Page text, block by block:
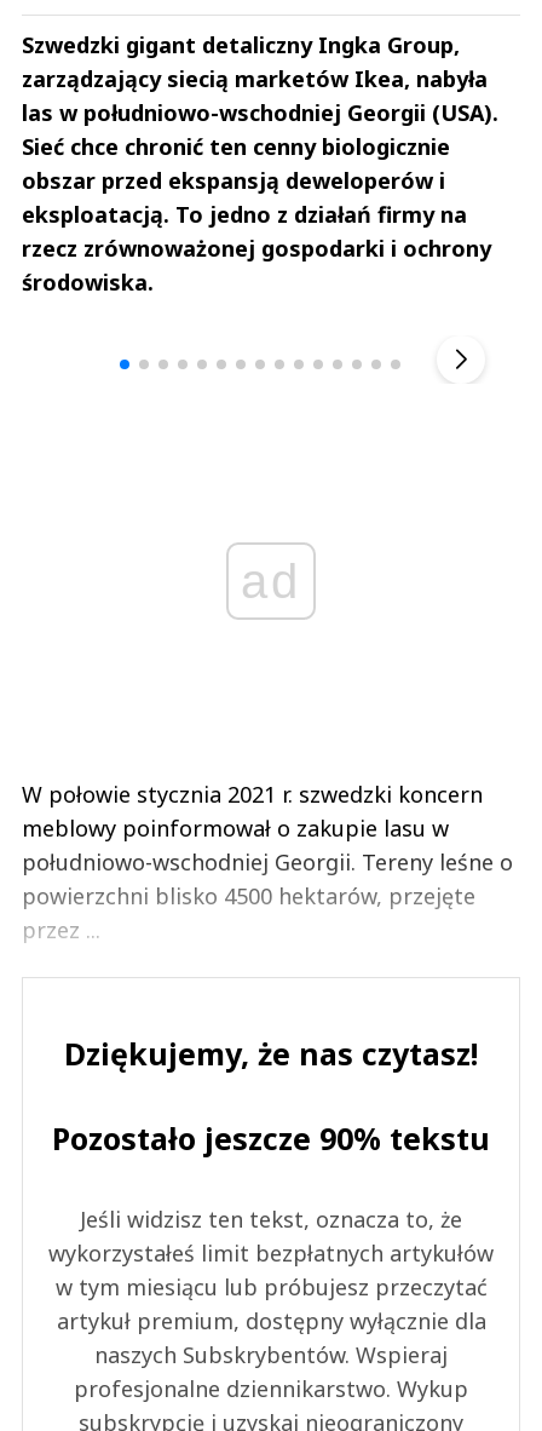
Szwedzki gigant detaliczny Ingka Group,
zarządzający siecią marketów Ikea, nabyła
las w południowo-wschodniej Georgii (USA).
Sieć chce chronić ten cenny biologicznie
obszar przed ekspansją deweloperów i
eksploatacją. To jedno z działań firmy na
rzecz zrównoważonej gospodarki i ochrony
środowiska.
ad
W połowie stycznia 2021 r. szwedzki koncern
meblowy poinformował o zakupie lasu w
południowo-wschodniej Georgii. Tereny leśne o
powierzchni blisko 4500 hektarów, przejęte
przez ...
Dziękujemy, że nas czytasz!
Pozostało jeszcze 90% tekstu
Jeśli widzisz ten tekst, oznacza to, że
wykorzystałeś limit bezpłatnych artykułów
w tym miesiącu lub próbujesz przeczytać
artykuł premium, dostępny wyłącznie dla
naszych Subskrybentów. Wspieraj
profesjonalne dziennikarstwo. Wykup
subskrypcję i uzyskaj nieograniczony